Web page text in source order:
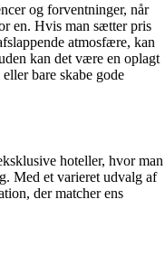
og forventninger, når
en. Hvis man sætter pris
atmosfære, kan
kan det være en oplagt
bare skabe gode
hoteller, hvor man
Med et varieret udvalg af
der matcher ens